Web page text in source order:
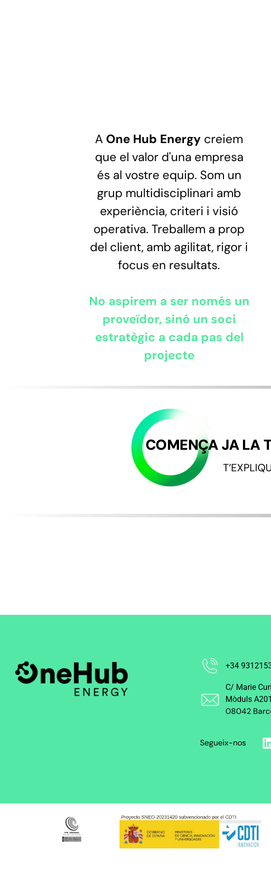
A One Hub Energy creiem
que el valor d'una empresa
és al vostre equip. Som un
grup multidisciplinari amb
experiència, criteri i visió
operativa. Treballem a prop
del client, amb agilitat, rigor i
focus en resultats.
No aspirem a ser només un
proveïdor, sinó un soci
estratègic a cada pas del
projecte
COMENÇA JA LA
+34
C/ Marie
Mòduls
08042
Segueix-nos